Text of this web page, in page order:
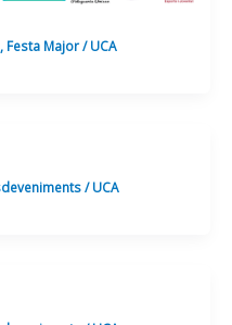
, Festa Major/UCA
/UCA